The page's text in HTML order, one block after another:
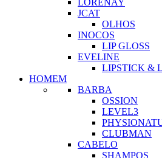
JCAT
OLHOS
INOCOS
LIP GLOSS
EVELINE
LIPSTICK &
HOMEM
BARBA
OSSION
LEVEL3
CLUBMAN
CABELO
SHAMPOS